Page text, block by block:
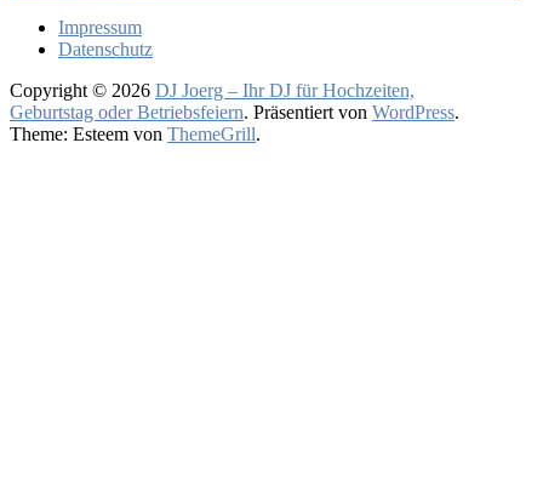
Impressum
Datenschutz
Copyright © 2026 DJ Joerg – Ihr DJ für Hochzeiten,
Geburtstag oder Betriebsfeiern. Präsentiert von WordPress.
Theme: Esteem von ThemeGrill.